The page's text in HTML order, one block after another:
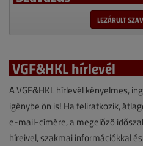
LEZÁRULT
VGF&HKL hírlevél
A VGF&HKL hírlevél kényelmes,
igénybe ön is! Ha feliratkozik,
e-mail-címére, a megelőző
híreivel, szakmai információkkal